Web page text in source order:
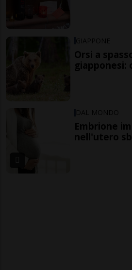
GIAPPONE
Orsi a
giapponesi:
DAL MONDO
Embrione
nell'utero